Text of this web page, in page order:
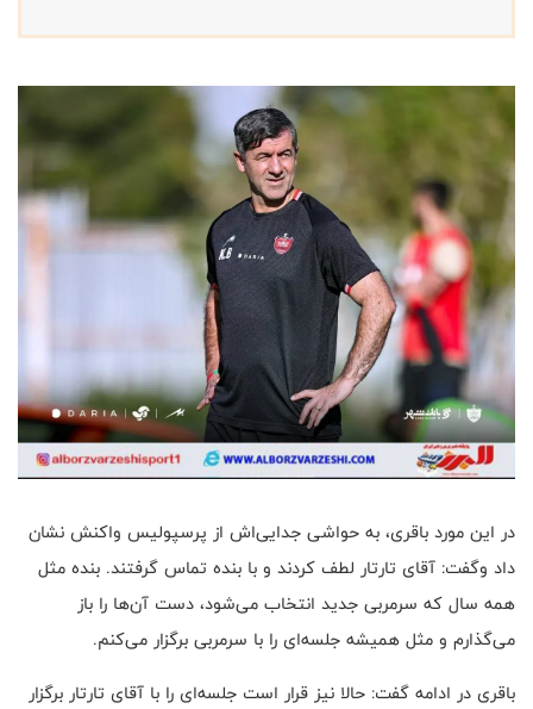
در این مورد باقری، به حواشی جدایی‌اش از پرسپولیس واکنش نشان
داد وگفت: آقای تارتار لطف کردند و با بنده تماس گرفتند. بنده مثل
همه سال که سرمربی جدید انتخاب می‌شود، دست آن‌ها را باز
می‌گذارم و مثل همیشه جلسه‌ای را با سرمربی برگزار می‌کنم.
باقری در ادامه گفت: حالا نیز قرار است جلسه‌ای را با آقای تارتار برگزار